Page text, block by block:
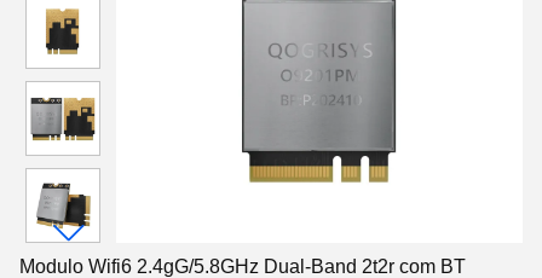
Modulo Wifi6 2.4gG/5.8GHz Dual-Band 2t2r com BT